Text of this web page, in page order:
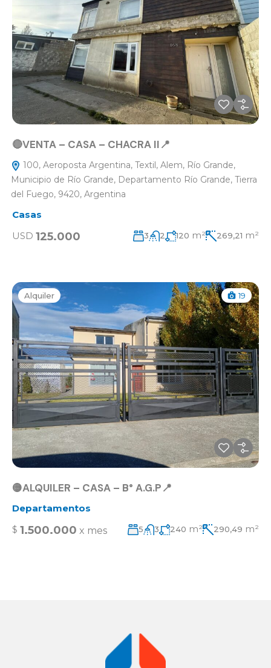
🔴VENTA – CASA – CHACRA II📍
100, Aeroposta Argentina, Textil, Alem, Río Grande,
Municipio de Río Grande, Departamento Río Grande, Tierra
del Fuego, 9420, Argentina
Casas
USD 125.000 3 2 120 m² 269,21 m²
Alquiler 19
🟡ALQUILER – CASA – B° A.G.P📍
Departamentos
$ 1.500.000 x mes 5 3 240 m² 290,49 m²